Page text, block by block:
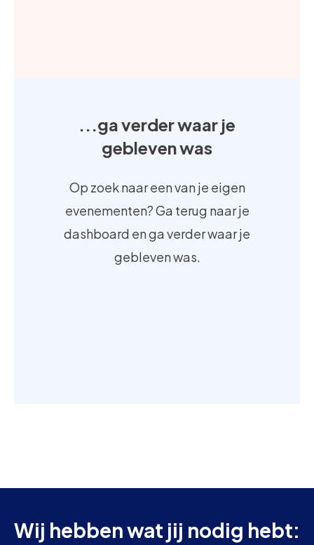
...ga verder waar je
gebleven was
Op zoek naar een van je eigen
evenementen? Ga terug naar je
dashboard en ga verder waar je
gebleven was.
Wij hebben wat jij nodig hebt: